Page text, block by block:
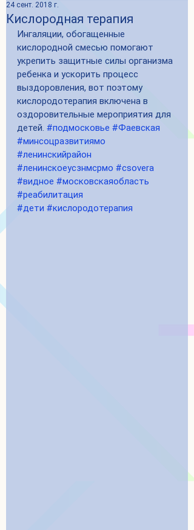
Кислородная терапия
24 сент. 2018 г.
Ингаляции, обогащенные
кислородной смесью помогают
укрепить защитные силы организма
ребенка и ускорить процесс
выздоровления, вот поэтому
кислородотерапия включена в
оздоровительные мероприятия для
детей. #подмосковье #Фаевская
#минсоцразвитиямо
#ленинскийрайон
#ленинскоеусзнмсрмо #csovera
#видное #московскаяобласть
#реабилитация
#дети #кислородотерапия